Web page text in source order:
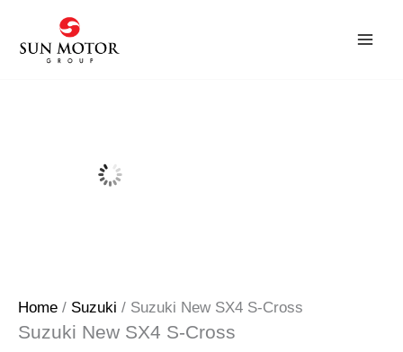
content
Home / Suzuki / Suzuki New SX4 S-Cross
Suzuki New SX4 S-Cross